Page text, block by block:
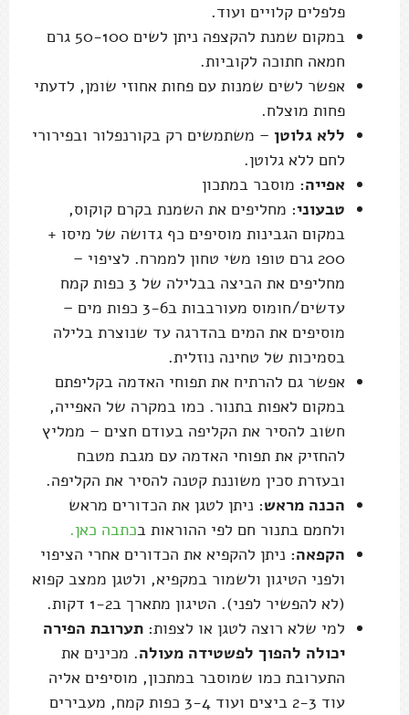
פלפלים קלויים ועוד.
במקום שמנת להקצפה ניתן לשים 50-100 גרם
חמאה חתוכה לקוביות.
אפשר לשים שמנות עם פחות אחוזי שומן, לדעתי
פחות מוצלח.
ללא גלוטן – משתמשים רק בקורנפלור ובפירורי
לחם ללא גלוטן.
אפייה: מוסבר במתכון
טבעוני: מחליפים את השמנת בקרם קוקוס,
במקום הגבינות מוסיפים כף גדושה של מיסו +
200 גרם טופו משי טחון לממרח. לציפוי –
מחליפים את הביצה בבלילה של 3 כפות קמח
עדשים/חומוס מעורבבות ב3-6 כפות מים –
מוסיפים את המים בהדרגה עד שנוצרת בלילה
בסמיכות של טחינה נוזלית.
אפשר גם להרתיח את תפוחי האדמה בקליפתם
במקום לאפות בתנור. כמו במקרה של האפייה,
חשוב להסיר את הקליפה בעודם חצים – ממליץ
להחזיק את תפוחי האדמה עם מגבת מטבח
ובעזרת סכין משוננת קטנה להסיר את הקליפה.
הכנה מראש: ניתן לטגן את הכדורים מראש
ולחמם בתנור חם לפי ההוראות בכתבה כאן.
הקפאה: ניתן להקפיא את הכדורים אחרי הציפוי
ולפני הטיגון ולשמור במקפיא, ולטגן ממצב קפוא
(לא להפשיר לפני). הטיגון מתארך ב1-2 דקות.
למי שלא רוצה לטגן או לצפות: תערובת הפירה
יכולה להפוך לפשטידה מעולה. מכינים את
התערובת כמו שמוסבר במתכון, מוסיפים אליה
עוד 2-3 ביצים ועוד 3-4 כפות קמח, מעבירים